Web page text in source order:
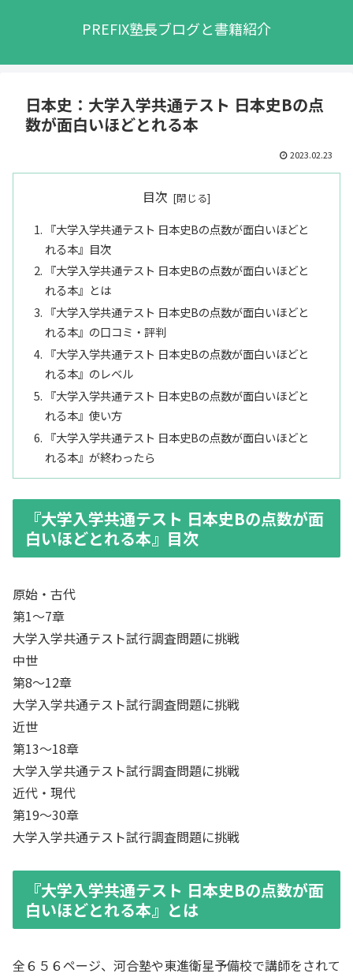
PREFIX塾長ブログと書籍紹介
日本史：大学入学共通テスト 日本史Bの点
数が面白いほどとれる本
2023.02.23
目次
『大学入学共通テスト 日本史Bの点数が面白いほどと
れる本』目次
『大学入学共通テスト 日本史Bの点数が面白いほどと
れる本』とは
『大学入学共通テスト 日本史Bの点数が面白いほどと
れる本』の口コミ・評判
『大学入学共通テスト 日本史Bの点数が面白いほどと
れる本』のレベル
『大学入学共通テスト 日本史Bの点数が面白いほどと
れる本』使い方
『大学入学共通テスト 日本史Bの点数が面白いほどと
れる本』が終わったら
『大学入学共通テスト 日本史Bの点数が面
白いほどとれる本』目次
原始・古代
第1～7章
大学入学共通テスト試行調査問題に挑戦
中世
第8～12章
大学入学共通テスト試行調査問題に挑戦
近世
第13～18章
大学入学共通テスト試行調査問題に挑戦
近代・現代
第19～30章
大学入学共通テスト試行調査問題に挑戦
『大学入学共通テスト 日本史Bの点数が面
白いほどとれる本』とは
全６５６ページ、河合塾や東進衛星予備校で講師をされて